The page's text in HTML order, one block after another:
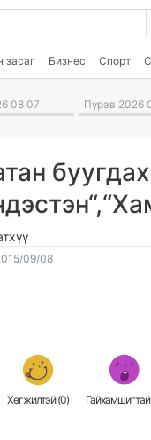
засаг Бизнес Спорт
08 07 Пүрэв 2026
09/082015-
2026-
Хөгжилтэй (0) Гайхамшигтай